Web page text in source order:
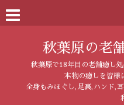
秋葉原の老
秋葉原で18年目の老舗癒し
本物の癒しを皆様
全身もみほぐし,足裏,ハンド,